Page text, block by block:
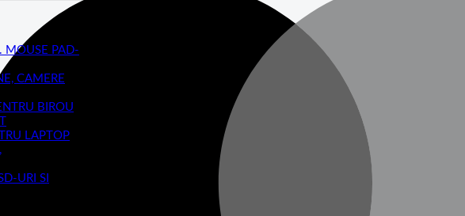
MOUSE PAD-
CAMERE
BIROU
LAPTOP
URI SI